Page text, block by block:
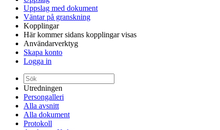
Uppslag med dokument
Väntar på granskning
Kopplingar
Här kommer sidans kopplingar visas
Användarverktyg
Skapa konto
Logga in
Utredningen
Persongalleri
Alla avsnitt
Alla dokument
Protokoll